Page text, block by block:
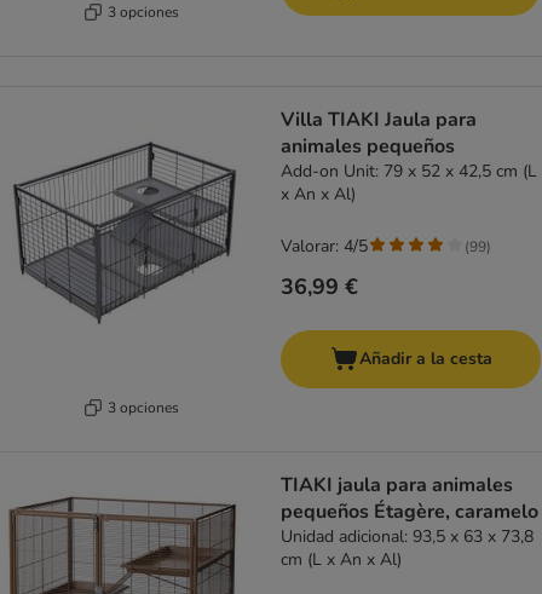
3 opciones
3 opciones
Villa TIAKI Jaula para
animales pequeños
Add-on Unit: 79 x 52 x 42,5 cm (L
x An x Al)
36,99 €
Valorar: 4/5 (99)
Añadir a la cesta
TIAKI jaula para animales
pequeños Étagère, caramelo
Unidad adicional: 93,5 x 63 x 73,8
cm (L x An x Al)